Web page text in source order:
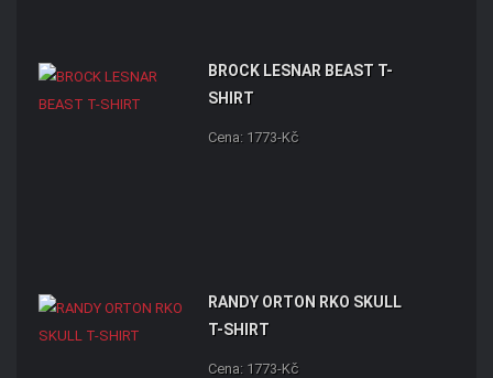
BROCK LESNAR BEAST T-
SHIRT
Cena: 1773-Kč
RANDY ORTON RKO SKULL
T-SHIRT
Cena: 1773-Kč